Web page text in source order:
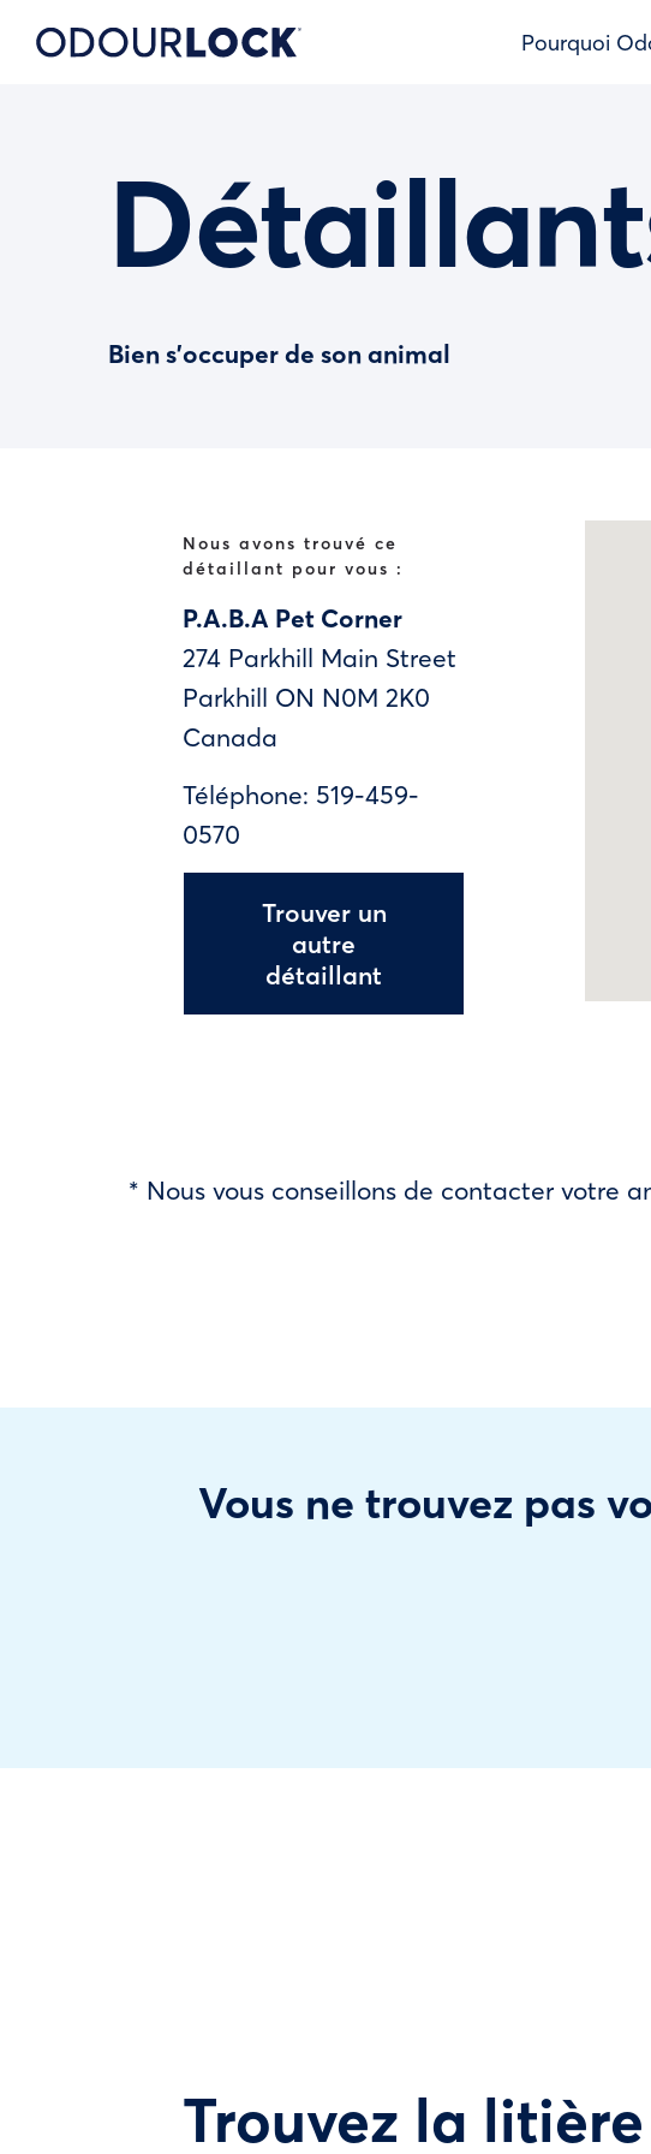
Pourquoi
Bien s’occuper de son animal
Nous avons trouvé ce
détaillant pour vous :
P.A.B.A Pet Corner
274 Parkhill Main Street
Parkhill ON N0M 2K0
Canada
Téléphone: 519-459-
0570
Trouver un
autre
détaillant
* Nous vous conseillons de contacter votre
Vous ne trouvez pas
Trouvez la